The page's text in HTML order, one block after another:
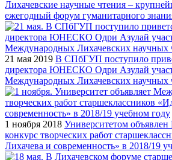
Лихачевские научные чтения –
ежегодный форум гуманитарного
21 мая 2019 В СПбГУП поступило
директора ЮНЕСКО Одри Азулай
Международных Лихачевских научных
1 ноября 2018 Университетом
конкурс творческих работ
Лихачева и современность» в 2018/19